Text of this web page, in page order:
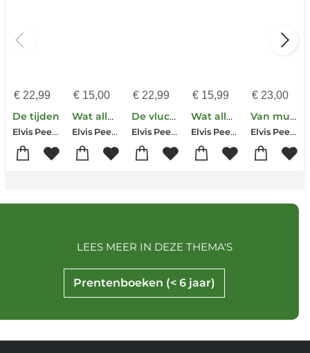
€22,99
De tijden
Elvis Peeters-Nicole van Bael
€15,00
Wat alleen wij weten
Elvis Peeters
€ 22,99
De vlucht
Elvis Peeters
€ 15,99
Wat alleen wij weten
Elvis Peeters
€ 23,00
Van mug tot Marx
Elvis Peeters
Prentenboeken (< 6 jaar)
LEES MEER IN DEZE THEMA'S